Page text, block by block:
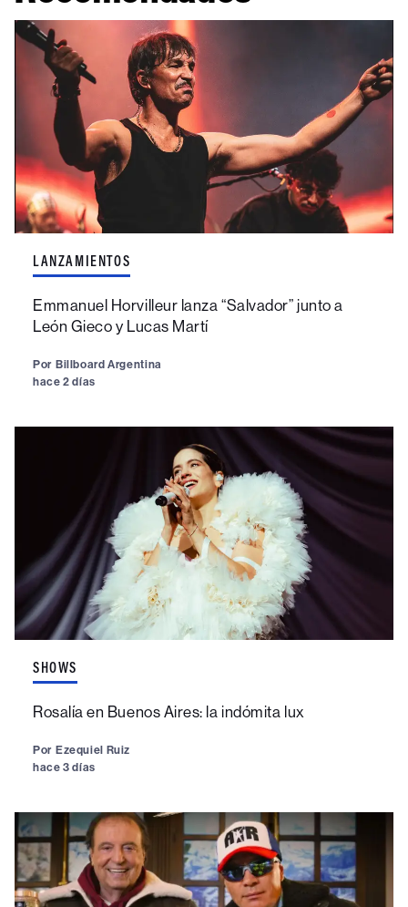
LANZAMIENTOS
Emmanuel Horvilleur lanza “Salvador” junto a
León Gieco y Lucas Martí
Por Billboard Argentina
hace 2 días
SHOWS
Rosalía en Buenos Aires: la indómita lux
Por Ezequiel Ruiz
hace 3 días